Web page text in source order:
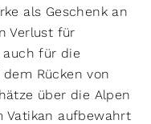
als Geschenk an
Verlust für
auch für die
Rücken von
über die Alpen
Vatikan aufbewahrt